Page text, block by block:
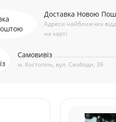
Доставка Новою
Адреси найближчих
на карті
Самовивіз
м. Костопіль, вул. Свободи, 39